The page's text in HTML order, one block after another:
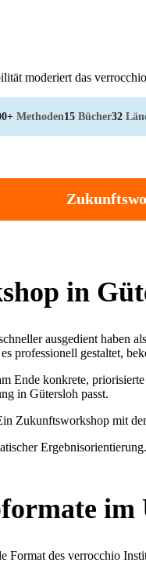
moderiert das
Methoden15 Bücher32
in
ausgedient haben
professionell gestaltet,
Ende konkrete,
in Gütersloh passt.
Zukunftsworkshop mit
Format des verrocchio